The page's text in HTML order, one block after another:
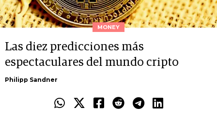
MONEY
Las diez predicciones más
espectaculares del mundo cripto
Philipp Sandner